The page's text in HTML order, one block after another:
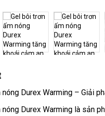
Durex Warming – Giải
Durex Warming là sản